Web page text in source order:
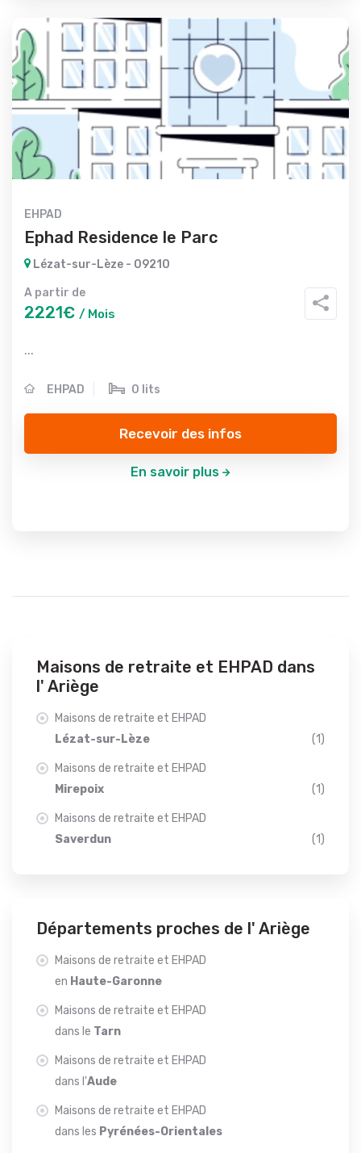
EHPAD
Ephad Residence le Parc
Lézat-sur-Lèze - 09210
A partir de
2221€ / Mois
...
EHPAD 0 lits
Recevoir des infos
En savoir plus
Maisons de retraite et EHPAD dans
l' Ariège
Maisons de retraite et EHPAD
Lézat-sur-Lèze
(1)
Maisons de retraite et EHPAD
Mirepoix
(1)
Maisons de retraite et EHPAD
Saverdun
(1)
Départements proches de l' Ariège
Maisons de retraite et EHPAD
en Haute-Garonne
Maisons de retraite et EHPAD
dans le Tarn
Maisons de retraite et EHPAD
dans l'Aude
Maisons de retraite et EHPAD
dans les Pyrénées-Orientales